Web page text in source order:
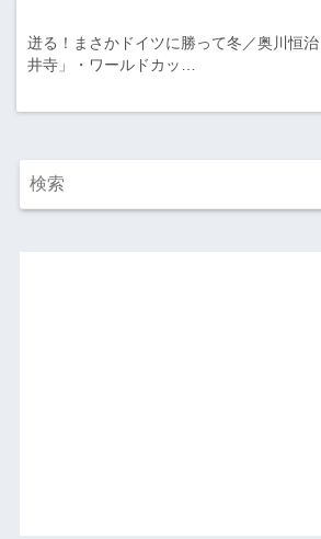
迸る！まさかドイツに勝って冬／奥川恒治
井寺」・ワールドカッ…